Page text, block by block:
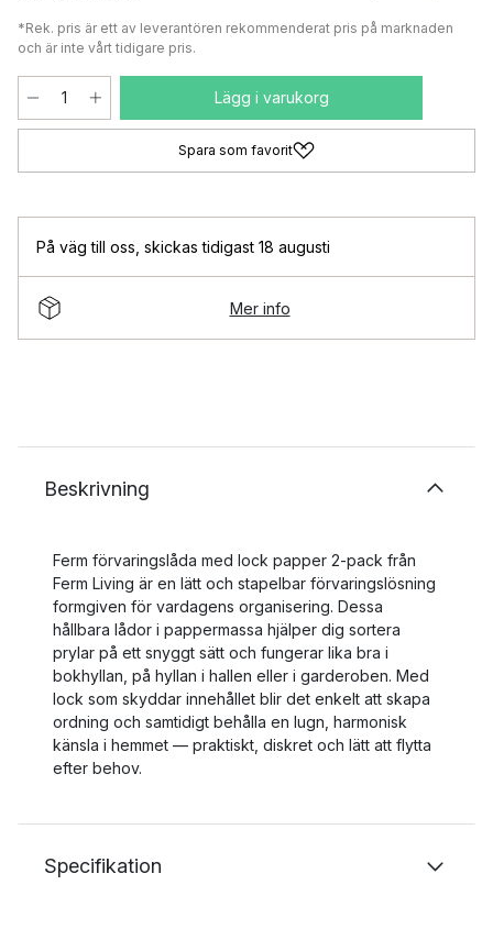
*Rek. pris är ett av leverantören rekommenderat pris på marknaden
och är inte vårt tidigare pris.
Lägg i varukorg
Spara som favorit
På väg till oss skickas tidigast 18 augusti
Mer info
Beskrivning
Ferm förvaringslåda med lock papper 2-pack från
Ferm Living är en lätt och stapelbar förvaringslösning
formgiven för vardagens organisering. Dessa
hållbara lådor i pappermassa hjälper dig sortera
prylar på ett snyggt sätt och fungerar lika bra i
bokhyllan, på hyllan i hallen eller i garderoben. Med
lock som skyddar innehållet blir det enkelt att skapa
ordning och samtidigt behålla en lugn, harmonisk
känsla i hemmet — praktiskt, diskret och lätt att flytta
efter behov.
Specifikation